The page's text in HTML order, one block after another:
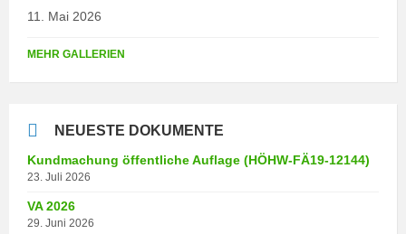
11. Mai 2026
MEHR GALLERIEN
NEUESTE DOKUMENTE
Kundmachung öffentliche Auflage (HÖHW-FÄ19-12144)
23. Juli 2026
VA 2026
29. Juni 2026